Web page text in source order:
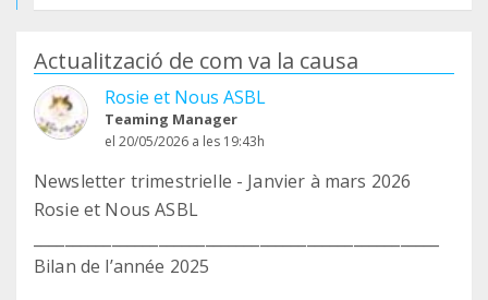
Actualització de com va la causa
Rosie et Nous ASBL
Teaming Manager
el 20/05/2026 a les 19:43h
Newsletter trimestrielle - Janvier à mars 2026
Rosie et Nous ASBL
Bilan de l’année 2025